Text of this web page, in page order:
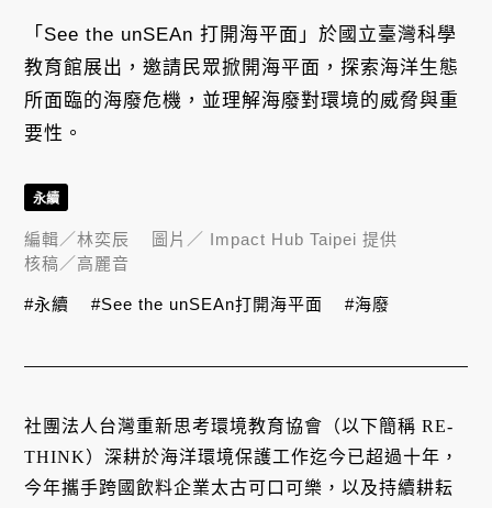
「See the unSEAn 打開海平面」於國立臺灣科學
教育館展出，邀請民眾掀開海平面，探索海洋生態
所面臨的海廢危機，並理解海廢對環境的威脅與重
要性。
社團法人台灣重新思考環境教育協會（以下簡稱 RE-
THINK）深耕於海洋環境保護工作迄今已超過十年，
今年攜手跨國飲料企業太古可口可樂，以及持續耕耘
永續
編輯／林奕辰 圖片／ Impact Hub Taipei 提供
核稿／高麗音
#永續 #See the unSEAn打開海平面 #海廢